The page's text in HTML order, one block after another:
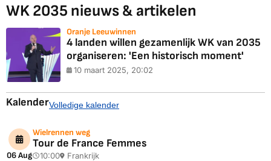
WK 2035 nieuws & artikelen
Oranje Leeuwinnen
4 landen willen gezamenlijk WK van 2035
organiseren: 'Een historisch moment'
10 maart 2025, 20:02
KalenderVolledige kalender
06 Aug
Wielrennen weg
Tour de France Femmes
10:00 Frankrijk